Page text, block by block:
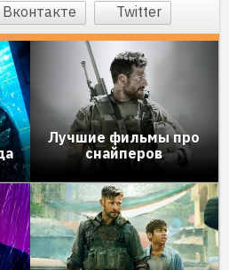
Вконтакте Twitter
Лучшие фильмы про
снайперов